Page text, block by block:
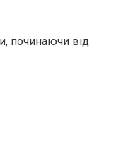
починаючи від